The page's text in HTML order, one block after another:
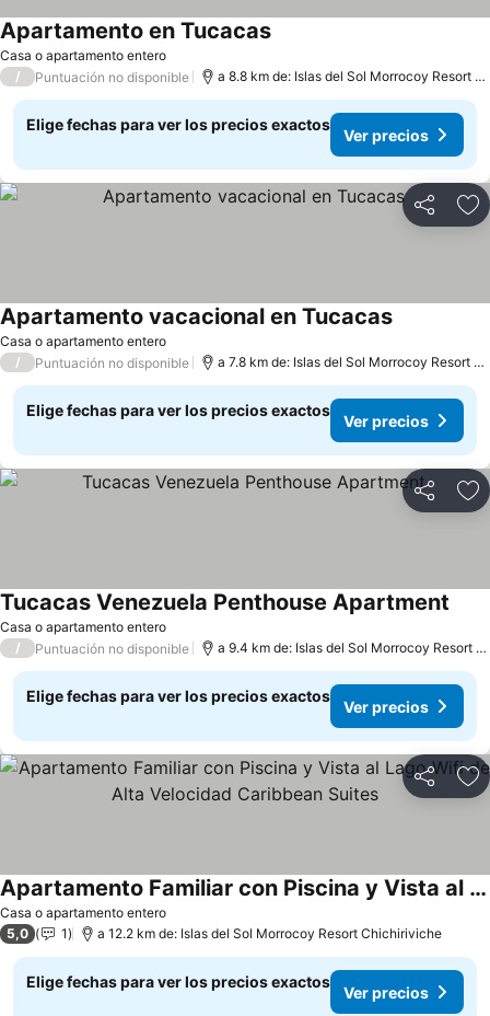
Casa o apartamento entero
Apartamento en Tucacas
/ Puntuación no disponible a 8.8 km de: Islas del Sol Morrocoy Resort Chichiriviche
Elige fechas para ver los precios exactos
Ver precios
Compartir
Casa o apartamento entero
Apartamento vacacional en Tucacas
/ Puntuación no disponible a 7.8 km de: Islas del Sol Morrocoy Resort Chichiriviche
Elige fechas para ver los precios exactos
Ver precios
Compartir
Casa o apartamento entero
Tucacas Venezuela Penthouse Apartment
/ Puntuación no disponible a 9.4 km de: Islas del Sol Morrocoy Resort Chichiriviche
Elige fechas para ver los precios exactos
Ver precios
Compartir
Casa o apartamento entero
Apartamento Familiar con Piscina y Vista al Lago Wifi de Alta Velocidad Caribbean Suites
5,0 1 a 12.2 km de: Islas del Sol Morrocoy Resort Chichiriviche
Elige fechas para ver los precios exactos
Ver precios